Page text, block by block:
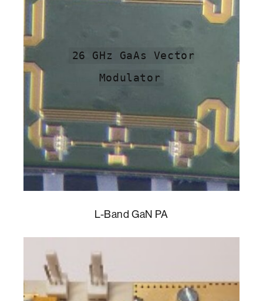
26 GHz GaAs Vector
Modulator
L-Band GaN PA